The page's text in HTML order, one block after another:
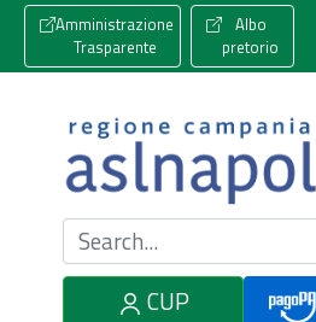
Amministrazione
Trasparente
Albo
pretorio
Cerca nel sito
CUP